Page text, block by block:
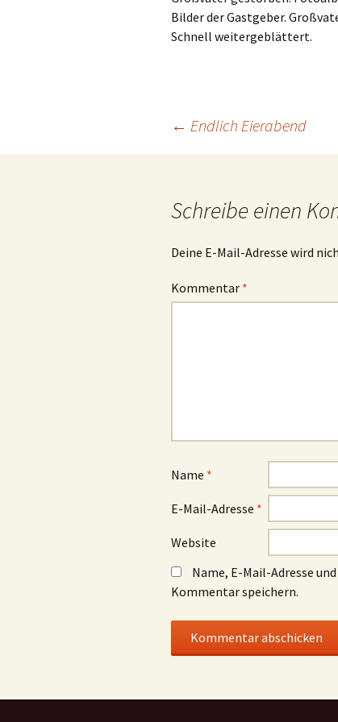
Bilder der Gastgeber.
Schnell weitergeblättert.
← Endlich Eierabend
Schreibe einen
Deine E-Mail-Adresse wird
Kommentar *
Name *
E-Mail-Adresse *
Website
Name, E-Mail-Adresse
Kommentar speichern.